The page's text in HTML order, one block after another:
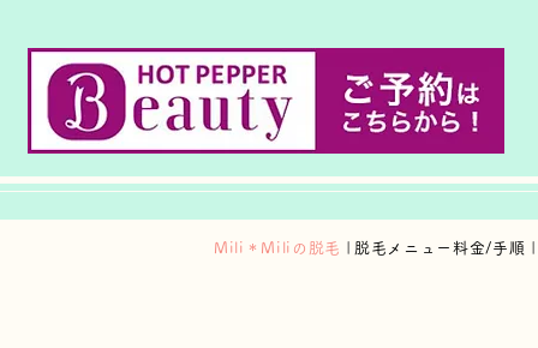
Mili＊Miliの脱毛 脱毛メニュー料金/手順